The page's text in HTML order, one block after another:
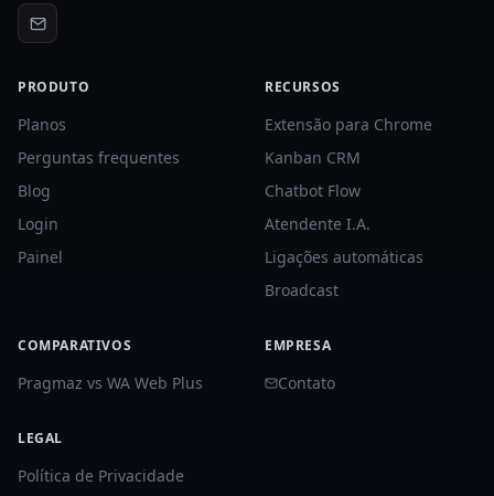
PRODUTO
Planos
Perguntas frequentes
Blog
Login
Painel
RECURSOS
Extensão para Chrome
Kanban CRM
Chatbot Flow
Atendente I.A.
Ligações automáticas
Broadcast
COMPARATIVOS
Pragmaz vs WA Web Plus
EMPRESA
Contato
LEGAL
Política de Privacidade